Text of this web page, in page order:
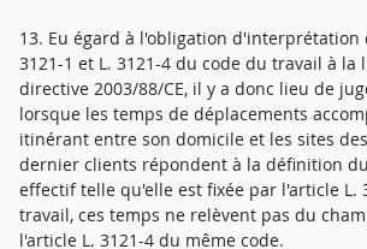
13. Eu égard à l'obligation d'interprétation
3121-1 et L. 3121-4 du code du travail à la
directive 2003/88/CE, il y a donc lieu de
lorsque les temps de déplacements
itinérant entre son domicile et les sites
dernier clients répondent à la définition
effectif telle qu'elle est fixée par l'article L.
travail, ces temps ne relèvent pas du
l'article L. 3121-4 du même code.